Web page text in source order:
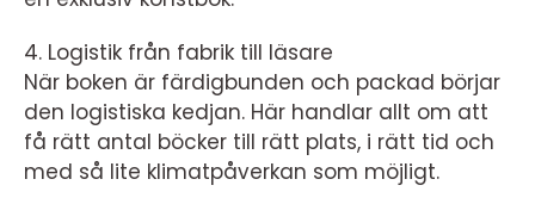
4. Logistik från fabrik till läsare
När boken är färdigbunden och packad börjar
den logistiska kedjan. Här handlar allt om att
få rätt antal böcker till rätt plats, i rätt tid och
med så lite klimatpåverkan som möjligt.